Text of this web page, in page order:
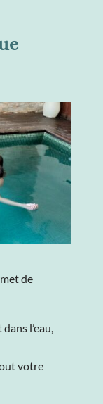
de
l’eau,
votre